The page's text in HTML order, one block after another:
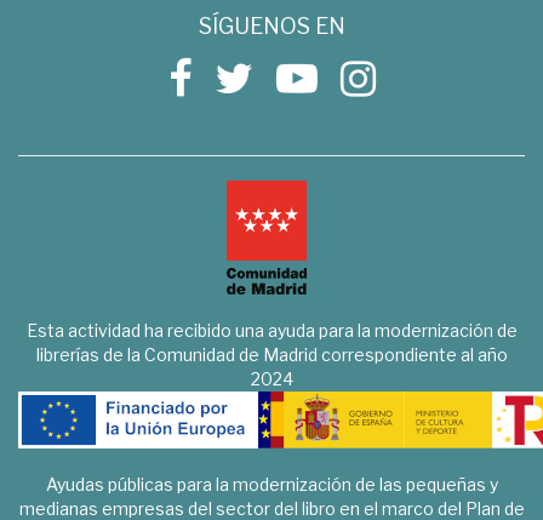
SÍGUENOS EN
Esta actividad ha recibido una ayuda para la modernización de
librerías de la Comunidad de Madrid correspondiente al año
2024
Ayudas públicas para la modernización de las pequeñas y
medianas empresas del sector del libro en el marco del Plan de